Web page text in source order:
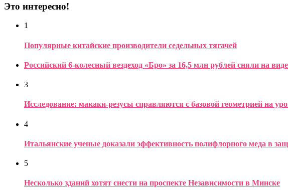
Это интересно!
1
Популярные китайские производители седельных тягачей
Российский 6-колесный вездеход «Бро» за 16,5 млн рублей сняли на
3
Исследование: макаки-резусы справляются с базовой геометрией на
4
Итальянские ученые доказали эффективность полифлорного меда в
5
Несколько зданий хотят снести на проспекте Независимости в Минске